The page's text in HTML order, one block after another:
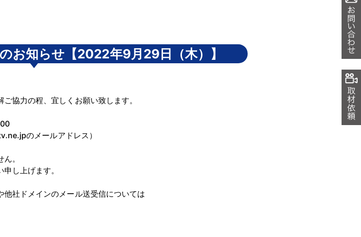
お知らせ【2022年9月29日（木）】
協力の程、宜しくお願い致します。
のメールアドレス）
。
し上げます。
社ドメインのメール送受信については